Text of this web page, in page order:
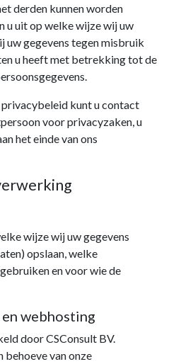
derden kunnen worden
u uit op welke wijze wij uw
uw gegevens tegen misbruik
u heeft met betrekking tot de
kunt u contact
voor privacyzaken, u
het einde van ons
wijze wij uw gegevens
opslaan, welke
en voor wie de
webhosting
door CSConsult BV.
behoeve van onze